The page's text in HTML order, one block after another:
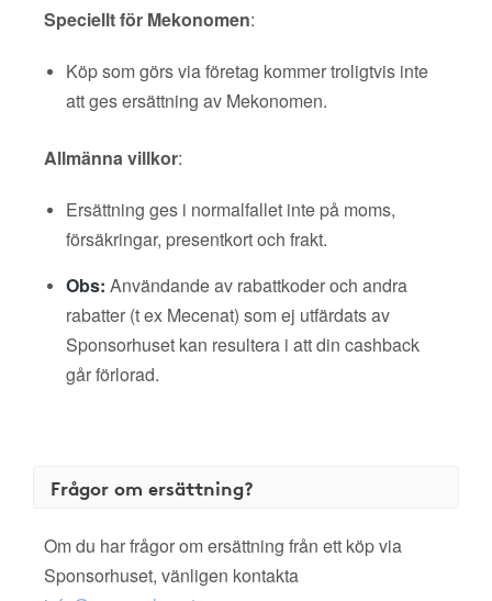
Speciellt för Mekonomen:
Köp som görs via företag kommer troligtvis inte
att ges ersättning av Mekonomen.
Allmänna villkor:
Ersättning ges i normalfallet inte på moms,
försäkringar, presentkort och frakt.
Obs: Användande av rabattkoder och andra
rabatter (t ex Mecenat) som ej utfärdats av
Sponsorhuset kan resultera i att din cashback
går förlorad.
Frågor om ersättning?
Om du har frågor om ersättning från ett köp via
Sponsorhuset, vänligen kontakta